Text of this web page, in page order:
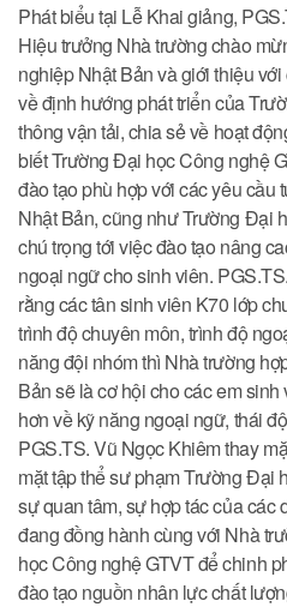
Phát biểu tại Lễ Khai giảng,
Hiệu trưởng Nhà trường chào
nghiệp Nhật Bản và giới thiệu
về định hướng phát triển của
thông vận tải, chia sẻ về hoạt
biết Trường Đại học Công nghệ
đào tạo phù hợp với các yêu cầu
Nhật Bản, cũng như Trường Đại
chú trọng tới việc đào tạo nâng
ngoại ngữ cho sinh viên.
rằng các tân sinh viên K70 lớp
trình độ chuyên môn, trình độ
năng đội nhóm thì Nhà trường
Bản sẽ là cơ hội cho các em
hơn về kỹ năng ngoại ngữ, thái
PGS.TS. Vũ Ngọc Khiêm thay
mặt tập thể sư phạm Trường Đại
sự quan tâm, sự hợp tác của các
đang đồng hành cùng với Nhà
học Công nghệ GTVT để chinh
đào tạo nguồn nhân lực chất